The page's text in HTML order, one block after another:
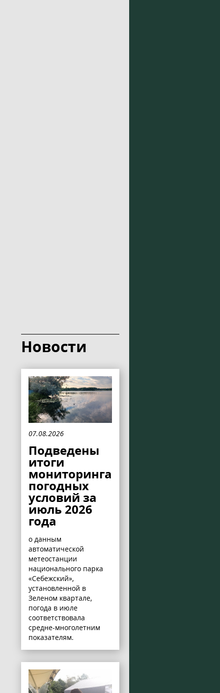
Новости
07.08.2026
Подведены
итоги
мониторинга
погодных
условий за
июль 2026
года
о данным
автоматической
метеостанции
национального парка
«Себежский»,
установленной в
Зеленом квартале,
погода в июле
соответствовала
средне-многолетним
показателям.